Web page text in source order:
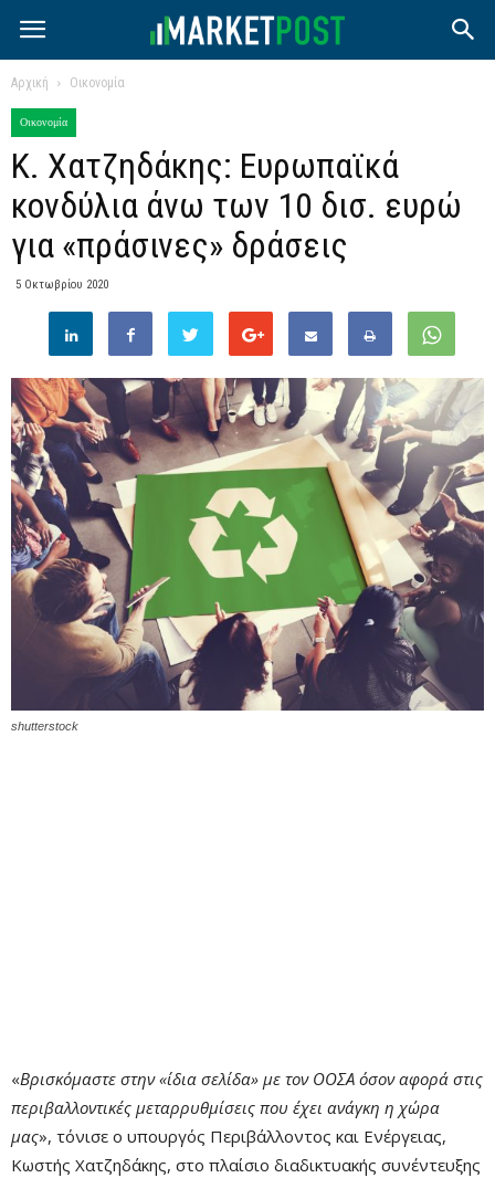
Αρχική Οικονομία
Οικονομία
Κ. Χατζηδάκης: Ευρωπαϊκά
κονδύλια άνω των 10 δισ. ευρώ
για «πράσινες» δράσεις
5 Οκτωβρίου 2020
shutterstock
«Βρισκόμαστε στην «ίδια σελίδα» με τον ΟΟΣΑ όσον αφορά στις
περιβαλλοντικές μεταρρυθμίσεις που έχει ανάγκη η χώρα
μας», τόνισε ο υπουργός Περιβάλλοντος και Ενέργειας,
Κωστής Χατζηδάκης, στο πλαίσιο διαδικτυακής συνέντευξης